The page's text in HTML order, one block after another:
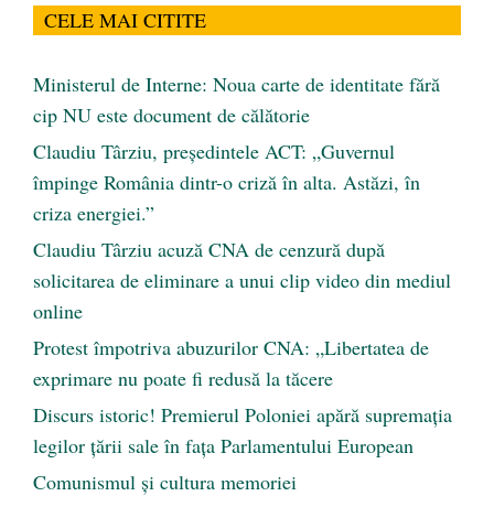
CELE MAI CITITE
Ministerul de Interne: Noua carte de identitate fără
cip NU este document de călătorie
Claudiu Târziu, președintele ACT: „Guvernul
împinge România dintr-o criză în alta. Astăzi, în
criza energiei.”
Claudiu Târziu acuză CNA de cenzură după
solicitarea de eliminare a unui clip video din mediul
online
Protest împotriva abuzurilor CNA: „Libertatea de
exprimare nu poate fi redusă la tăcere
Discurs istoric! Premierul Poloniei apără supremația
legilor țării sale în fața Parlamentului European
Comunismul şi cultura memoriei